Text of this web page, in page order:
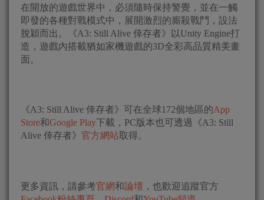
在開放的遊戲世界中，必須隨時保持警覺，並在一觸
即發的各種對戰模式中，展開激烈的廝殺戰鬥，設法
脫穎而出。《A3: Still Alive 倖存者》以Unity Engine打
造，遊戲內搭載猶如家機遊戲的3D全彩高品質精美畫
面。
《A3: Still Alive 倖存者》可在全球172個地區的App
Store和Google Play下載，PC版本也可透過《A3: Still
Alive 倖存者》 官方網站取得。
更多資訊，請參考官網和論壇 ，也歡迎追蹤官方